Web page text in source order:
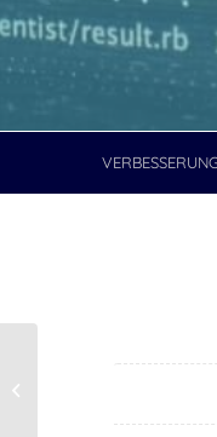
Installation von